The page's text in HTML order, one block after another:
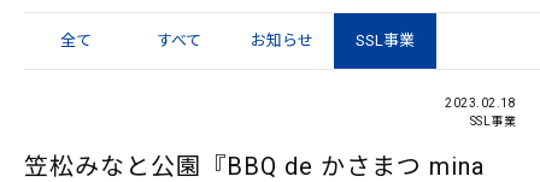
全て すべて お知らせ SSL事業
笠松みなと公園『BBQ de かさまつ mina
2023.02.18
SSL事業